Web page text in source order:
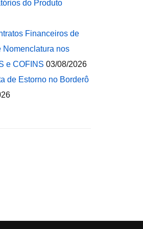
do Produto
Financeiros de
Nomenclatura nos
e COFINS 03/08/2026
de Estorno no Borderô